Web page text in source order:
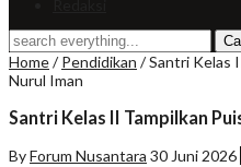
Home/Pendidikan /Santri Kelas
Nurul Iman
Santri Kelas II Tampilkan
ByForum Nusantara 30 Juni 2026